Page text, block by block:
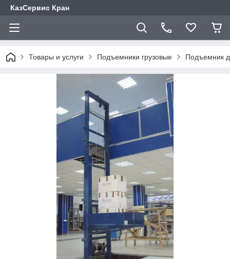
КазСервис Кран
Товары и услуги Подъемники грузовые Подъемник